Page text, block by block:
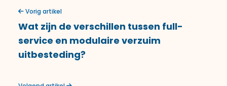
Vorig artikel
Wat zijn de verschillen tussen full-
service en modulaire verzuim
uitbesteding?